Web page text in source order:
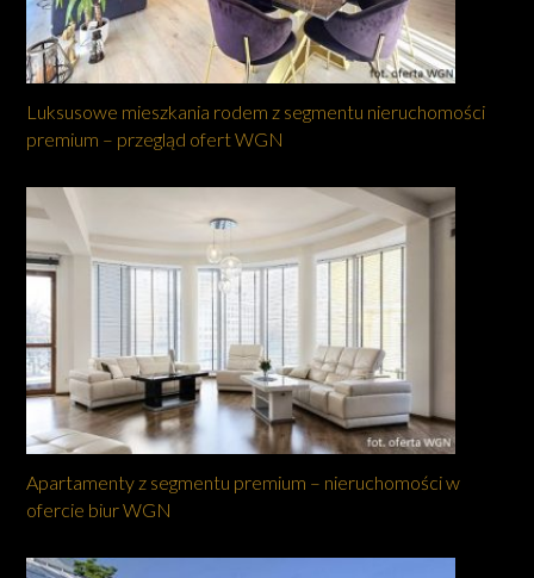
Luksusowe mieszkania rodem z segmentu nieruchomości
premium – przegląd ofert WGN
Apartamenty z segmentu premium – nieruchomości w
ofercie biur WGN